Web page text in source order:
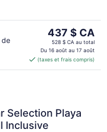
de
Le
prix
est
de 437 $ CA
par
437 $ CA
528 $ CA au total
Du 16 août au 17 août
(taxes et frais compris)
Selection Playa
Inclusive